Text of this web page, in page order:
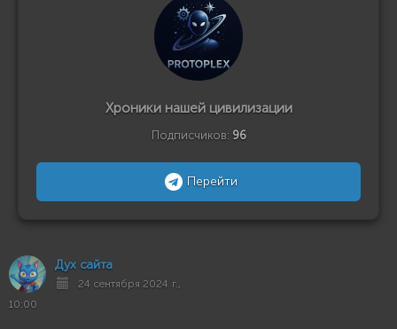
Хроники нашей цивилизации
Подписчиков: 96
Перейти
Дух сайта
24 сентября 2024 г.,
10:00